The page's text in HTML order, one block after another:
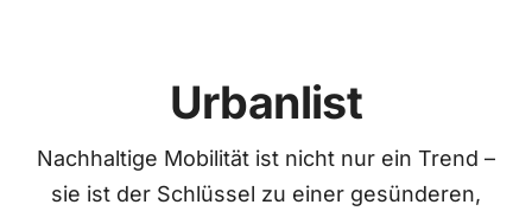
Urbanlist
Nachhaltige Mobilität ist nicht nur ein Trend –
sie ist der Schlüssel zu einer gesünderen,